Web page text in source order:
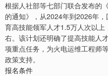
根据人社部等七部门联合发布的
的通知》，从2024年到2026年
育高技能领军人才1.5万人次以
右。该计划还明确了提高技能人
项重点任务，为火电运维工程师
政策支持。
报名条件